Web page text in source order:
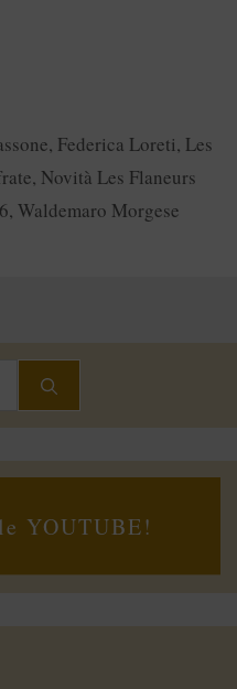
, Federica Loreti, Les
, Novità Les Flaneurs
, Waldemaro Morgese
YOUTUBE!